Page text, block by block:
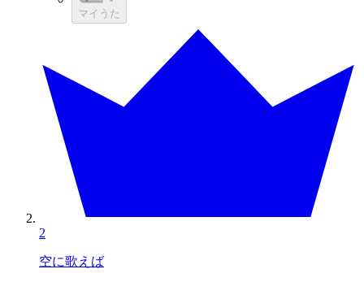
マイうた
2
空に歌えば